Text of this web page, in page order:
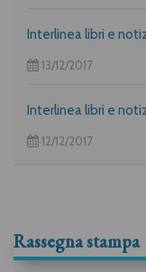
Vivarelli) la casa
Interlinea libri e
13/12/2017
Interlinea libri e
12/12/2017
Rassegna stampa